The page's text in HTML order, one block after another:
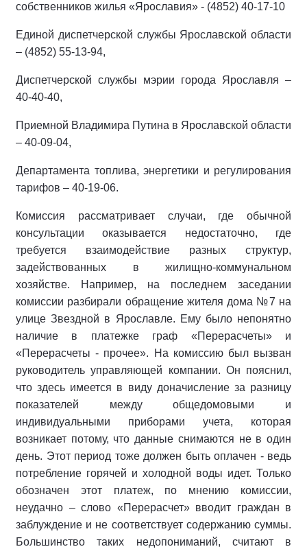
собственников жилья «Ярославия» - (4852) 40-17-10
Единой диспетчерской службы Ярославской области
– (4852) 55-13-94,
Диспетчерской службы мэрии города Ярославля –
40-40-40,
Приемной Владимира Путина в Ярославской области
– 40-09-04,
Департамента топлива, энергетики и регулирования
тарифов – 40-19-06.
Комиссия рассматривает случаи, где обычной
консультации оказывается недостаточно, где
требуется взаимодействие разных структур,
задействованных в жилищно-коммунальном
хозяйстве. Например, на последнем заседании
комиссии разбирали обращение жителя дома №7 на
улице Звездной в Ярославле. Ему было непонятно
наличие в платежке граф «Перерасчеты» и
«Перерасчеты - прочее». На комиссию был вызван
руководитель управляющей компании. Он пояснил,
что здесь имеется в виду доначисление за разницу
показателей между общедомовыми и
индивидуальными приборами учета, которая
возникает потому, что данные снимаются не в один
день. Этот период тоже должен быть оплачен - ведь
потребление горячей и холодной воды идет. Только
обозначен этот платеж, по мнению комиссии,
неудачно – слово «Перерасчет» вводит граждан в
заблуждение и не соответствует содержанию суммы.
Большинство таких недопониманий, считают в